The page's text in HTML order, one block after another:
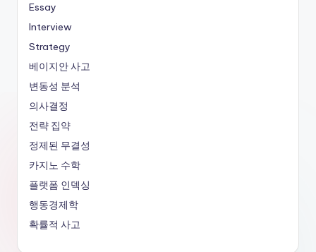
Essay
Interview
Strategy
베이지안 사고
변동성 분석
의사결정
전략 집약
정제된 무결성
카지노 수학
플랫폼 인덱싱
행동경제학
확률적 사고